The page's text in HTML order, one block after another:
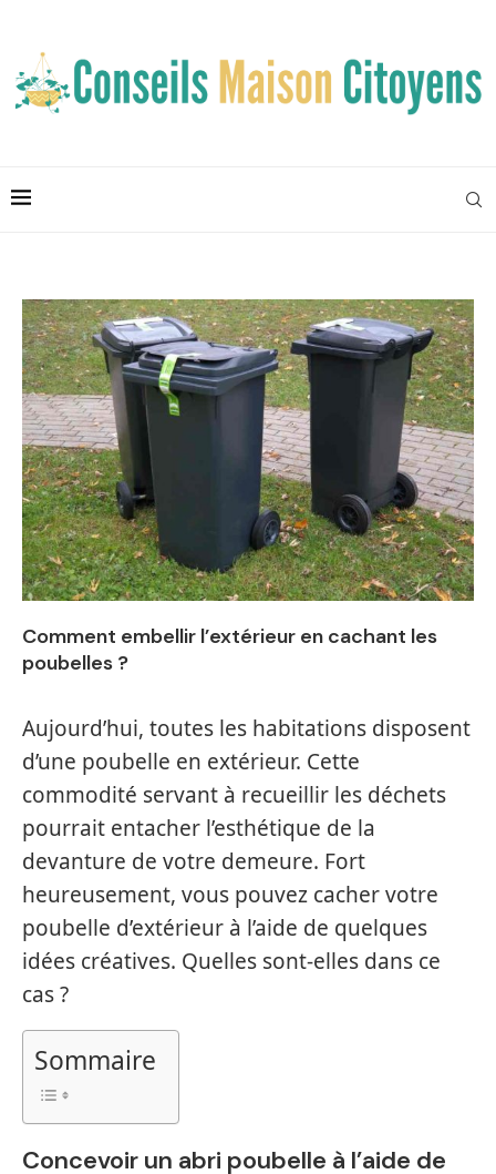
Comment embellir l’extérieur en cachant les
poubelles ?
Aujourd’hui, toutes les habitations disposent
d’une poubelle en extérieur. Cette
commodité servant à recueillir les déchets
pourrait entacher l’esthétique de la
devanture de votre demeure. Fort
heureusement, vous pouvez cacher votre
poubelle d’extérieur à l’aide de quelques
idées créatives. Quelles sont-elles dans ce
cas ?
Sommaire
Concevoir un abri poubelle à l’aide de